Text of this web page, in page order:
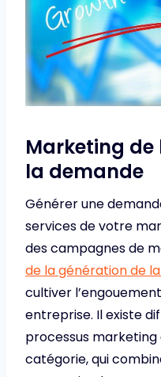
Marketing
la demande
Générer une
services de votre
des campagnes de
de la génération de
cultiver
entreprise. Il existe
processus
catégorie, qui